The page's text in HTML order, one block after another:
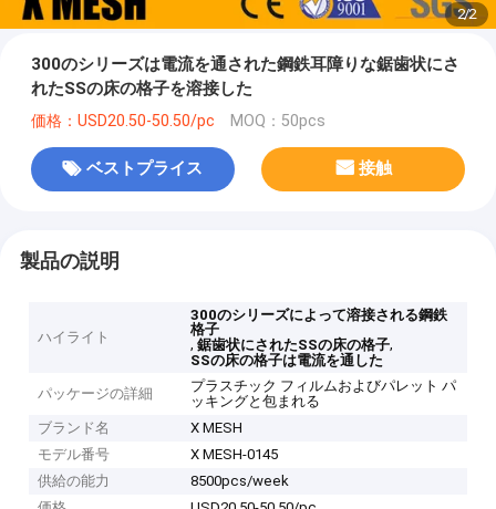
2/2
300のシリーズは電流を通された鋼鉄耳障りな鋸歯状にさ
れたSSの床の格子を溶接した
価格：USD20.50-50.50/pc MOQ：50pcs
ベストプライス 接触
製品の説明
ハイライト
300のシリーズによって溶接される鋼鉄
格子
,鋸歯状にされたSSの床の格子,
SSの床の格子は電流を通した
パッケージの詳細
プラスチック フィルムおよびパレット パ
ッキングと包まれる
ブランド名
X MESH
モデル番号
X MESH-0145
供給の能力
8500pcs/week